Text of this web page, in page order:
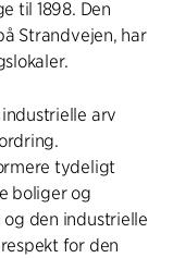
til 1898. Den
Strandvejen, har
arv
tydeligt
boliger og
den industrielle
for den